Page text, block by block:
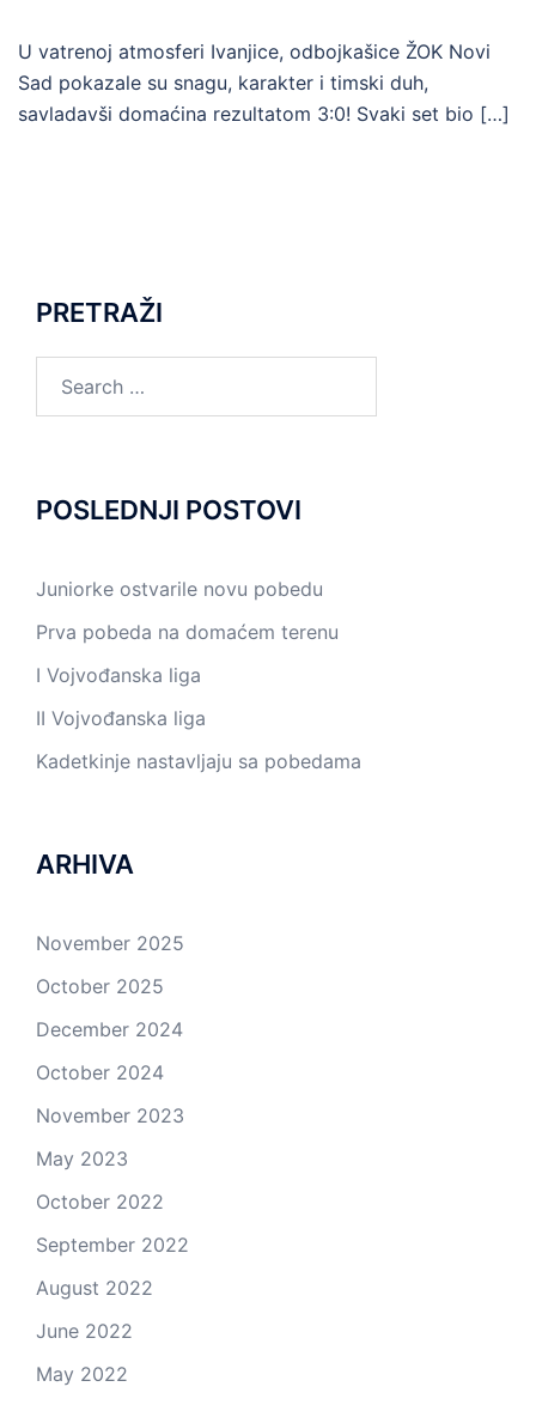
U vatrenoj atmosferi Ivanjice, odbojkašice ŽOK Novi
Sad pokazale su snagu, karakter i timski duh,
savladavši domaćina rezultatom 3:0! Svaki set bio […]
PRETRAŽI
POSLEDNJI POSTOVI
Juniorke ostvarile novu pobedu
Prva pobeda na domaćem terenu
I Vojvođanska liga
II Vojvođanska liga
Kadetkinje nastavljaju sa pobedama
ARHIVA
November 2025
October 2025
December 2024
October 2024
November 2023
May 2023
October 2022
September 2022
August 2022
June 2022
May 2022